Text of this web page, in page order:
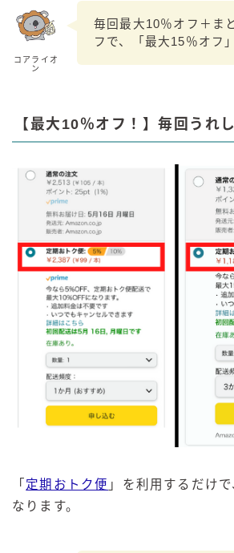
コアライオ
ン
毎回最大10％オフ＋ま
フで、「最大15％オフ
【最大10％オフ！】毎回うれ
「 定期おトク便 」を利用するだけ
なります。